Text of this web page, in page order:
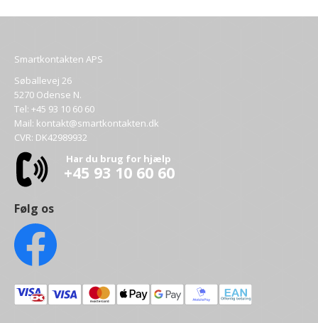
Smartkontakten APS
Søballevej 26
5270 Odense N.
Tel: +45 93 10 60 60
Mail: kontakt@smartkontakten.dk
CVR: DK42989932
Har du brug for hjælp
+45 93 10 60 60
Følg os